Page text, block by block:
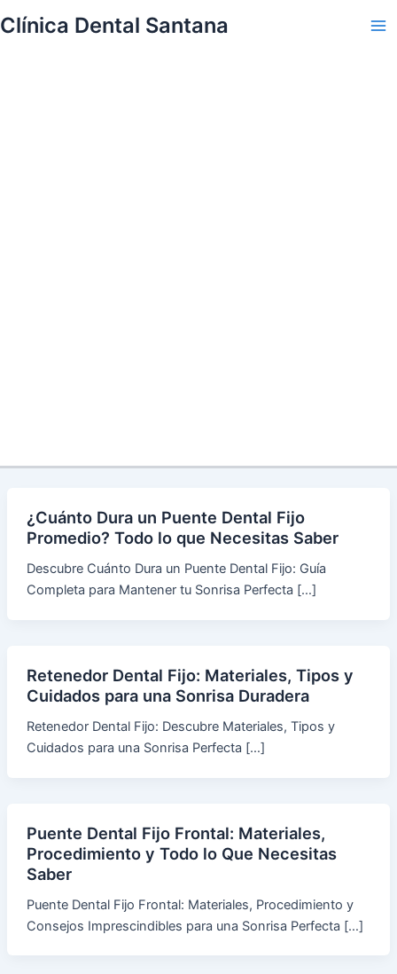
to
Clínica Dental Santana
¿Cuánto Dura un Puente Dental Fijo
Promedio? Todo lo que Necesitas Saber
Descubre Cuánto Dura un Puente Dental Fijo: Guía
Completa para Mantener tu Sonrisa Perfecta […]
Retenedor Dental Fijo: Materiales, Tipos y
Cuidados para una Sonrisa Duradera
Retenedor Dental Fijo: Descubre Materiales, Tipos y
Cuidados para una Sonrisa Perfecta […]
Puente Dental Fijo Frontal: Materiales,
Procedimiento y Todo lo Que Necesitas
Saber
Puente Dental Fijo Frontal: Materiales, Procedimiento y
Consejos Imprescindibles para una Sonrisa Perfecta […]